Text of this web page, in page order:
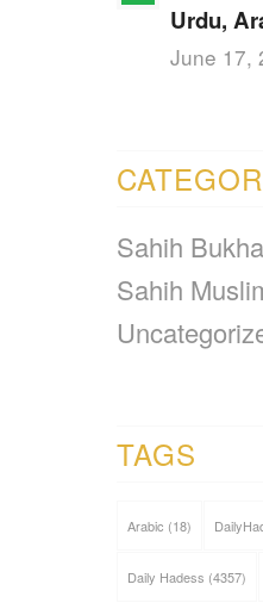
Urdu,
June 17,
Sahih
Sahih
TAGS
Arabic (18)
Daily Hadess (4357)